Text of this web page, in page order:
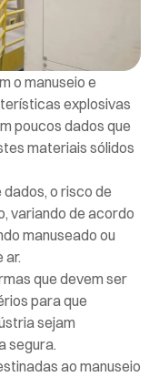
o manuseio e
explosivas
poucos dados que
materiais sólidos
o risco de
variando de acordo
manuseado ou
ar.
que devem ser
para que
sejam
segura.
ao manuseio